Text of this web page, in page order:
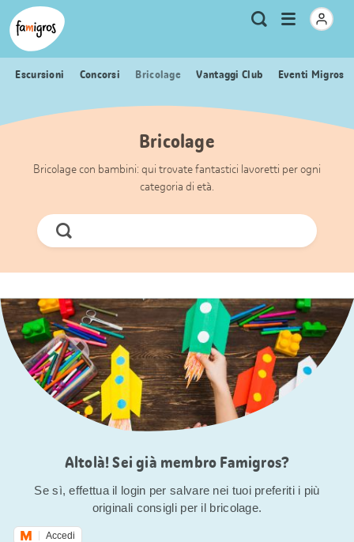
Navigazione
segnalibri
Header
Logo Metanavigazione
Ricerca
Apri
menu
Escursioni Concorsi Bricolage Vantaggi Club Eventi Migros
Bricolage
Bricolage con bambini: qui trovate fantastici lavoretti per ogni
categoria di età.
Cerca
ora
Altolà! Sei già membro Famigros?
Se sì, effettua il login per salvare nei tuoi preferiti i più
originali consigli per il bricolage.
Accedi